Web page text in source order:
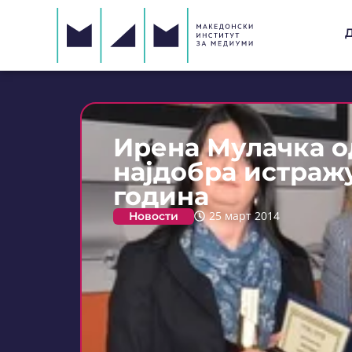
Ирена Мулачка
најдобра
година
Новости 25 март 2014